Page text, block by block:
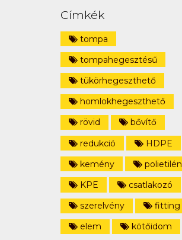
Címkék
tompa
tompahegesztésű
tükörhegeszthető
homlokhegeszthető
rövid
bővítő
redukció
HDPE
kemény
polietilén
KPE
csatlakozó
szerelvény
fitting
elem
kötőidom